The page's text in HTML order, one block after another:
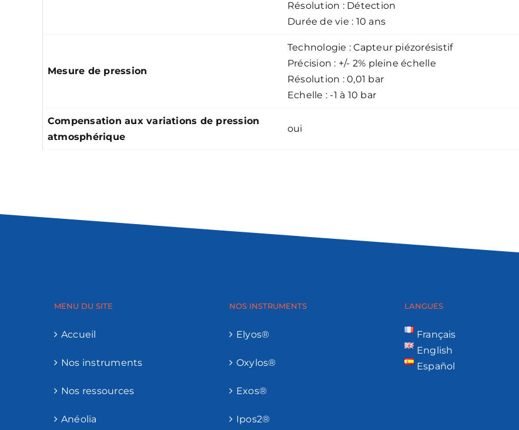
Résolution : Détection
Durée de vie : 10 ans
Mesure de pression
Technologie : Capteur piézorésistif
Précision : +/- 2% pleine échelle
Résolution : 0,01 bar
Echelle : -1 à 10 bar
Compensation aux variations de pression
atmosphérique
oui
MENU DU SITE
Accueil
Nos instruments
Nos ressources
Anéolia
NOS INSTRUMENTS
Elyos®
Oxylos®
Exos®
Ipos2®
LANGUES
Français
English
Español